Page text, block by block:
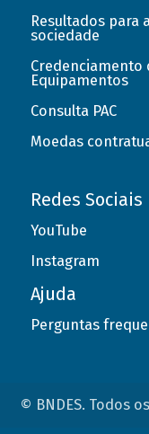
Resultados para
sociedade
Credenciamento
Equipamentos
Consulta PAC
Moedas
Redes Sociais
YouTube
Instagram
Ajuda
Perguntas
© BNDES. Todos